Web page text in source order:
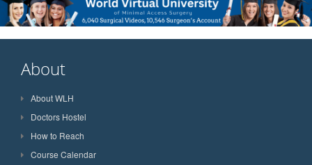
About
About WLH
Doctors Hostel
How to Reach
Course Calendar